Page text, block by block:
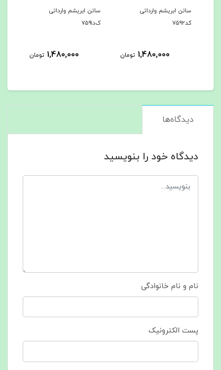
ساتن ابریشم وارداتی
ک‌د۷۵۹۱
1,480,000
ساتن ابریشم وارداتی
کد۷۵۹۰
1,480,000
دیدگاه‌ها
دیدگاه خود را بنویسید
نام و نام خانوادگی
پست الکترونیک